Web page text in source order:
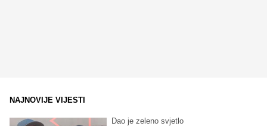
NAJNOVIJE VIJESTI
Dao je zeleno svjetlo